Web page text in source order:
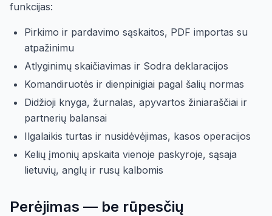
funkcijas:
Pirkimo ir pardavimo sąskaitos, PDF importas su
atpažinimu
Atlyginimų skaičiavimas ir Sodra deklaracijos
Komandiruotės ir dienpinigiai pagal šalių normas
Didžioji knyga, žurnalas, apyvartos žiniaraščiai ir
partnerių balansai
Ilgalaikis turtas ir nusidėvėjimas, kasos operacijos
Kelių įmonių apskaita vienoje paskyroje, sąsaja
lietuvių, anglų ir rusų kalbomis
Perėjimas — be rūpesčių